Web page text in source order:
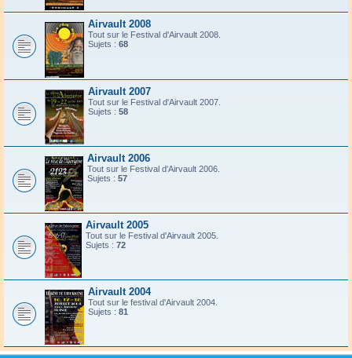
Airvault 2008
Tout sur le Festival d'Airvault 2008.
Sujets : 68
Airvault 2007
Tout sur le Festival d'Airvault 2007.
Sujets : 58
Airvault 2006
Tout sur le Festival d'Airvault 2006.
Sujets : 57
Airvault 2005
Tout sur le Festival d'Airvault 2005.
Sujets : 72
Airvault 2004
Tout sur le festival d'Airvault 2004.
Sujets : 81